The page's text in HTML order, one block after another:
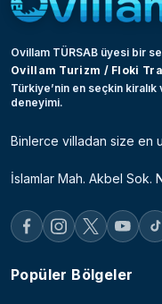
Ovillam TÜRSAB üyesi bir
Ovillam Turizm / Floki
Türkiye’nin en seçkin
deneyimi.
Binlerce villadan size en
İslamlar Mah. Akbel Sok.
Popüler Bölgeler